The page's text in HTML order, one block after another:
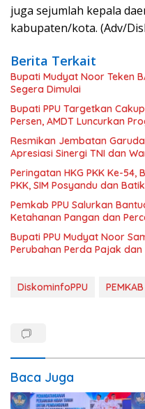
juga sejumlah kepala
kabupaten/kota. (Adv/
Berita Terkait
Bupati Mudyat Noor Teken
Segera Dimulai
Bupati PPU Targetkan
Persen, AMDT Luncurkan
Resmikan Jembatan
Apresiasi Sinergi TNI dan
Peringatan HKG PKK Ke-54,
PKK, SIM Posyandu dan
Pemkab PPU Salurkan
Ketahanan Pangan dan
Bupati PPU Mudyat Noor
Perubahan Perda Pajak
DiskominfoPPU PEMKAB
Baca Juga